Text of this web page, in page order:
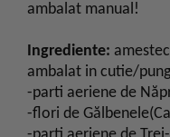
ambalat manual!
Ingrediente:
ambalat in cutie/
-parti aeriene de
-flori de